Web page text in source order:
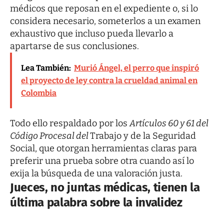
médicos que reposan en el expediente o, si lo
considera necesario, someterlos a un examen
exhaustivo que incluso pueda llevarlo a
apartarse de sus conclusiones.
Lea También: Murió Ángel, el perro que inspiró
el proyecto de ley contra la crueldad animal en
Colombia
Todo ello respaldado por losArtículos 60 y 61 del
Código Procesal delTrabajo y de la Seguridad
Social, que otorgan herramientas claras para
preferir una prueba sobre otra cuando así lo
exija la búsqueda de una valoración justa.
Jueces, no juntas médicas, tienen la
última palabra sobre la invalidez